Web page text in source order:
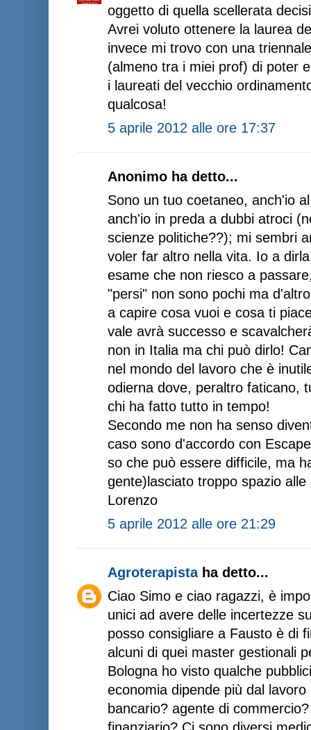
oggetto di quella scellerata
Avrei voluto ottenere la laurea
invece mi trovo con una
(almeno tra i miei prof) di poter
i laureati del vecchio
qualcosa!
5 aprile 2012 alle ore 17:37
Anonimo ha detto...
Sono un tuo coetaneo, anch'io
anch'io in preda a dubbi atroci
scienze politiche??); mi sembri
voler far altro nella vita. Io a
esame che non riesco a
"persi" non sono pochi ma
a capire cosa vuoi e cosa ti
vale avrà successo e
non in Italia ma chi può dirlo!
nel mondo del lavoro che è
odierna dove, peraltro faticano,
chi ha fatto tutto in tempo!
Secondo me non ha senso
caso sono d'accordo con
so che può essere difficile, ma
gente)lasciato troppo spazio
Lorenzo
5 aprile 2012 alle ore 21:29
Agroterapistaha detto...
Ciao Simo e ciao ragazzi, è
unici ad avere delle incertezze
posso consigliare a Fausto è di
alcuni di quei master gestionali
Bologna ho visto qualche
economia dipende più dal
bancario? agente di